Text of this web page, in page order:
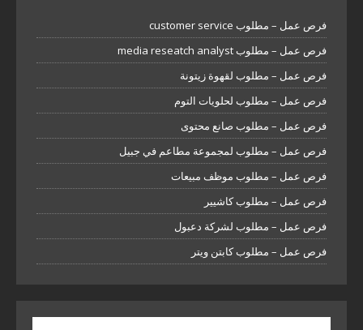
فرص عمل – مطلوب customer service
فرص عمل – مطلوب media reseatch analyst
فرص عمل – مطلوب لقهوة زيتونة
فرص عمل – مطلوب لحلويات التوم
فرص عمل – مطلوب صانع محتوى
فرص عمل – مطلوب لمجموعة مطاعم في جبيل
فرص عمل – مطلوب موظف مبيعات
فرص عمل – مطلوب كاشيير
فرص عمل – مطلوب لشركة دعبول
فرص عمل – مطلوب كابتن ويتر